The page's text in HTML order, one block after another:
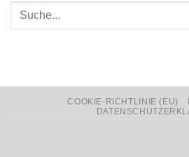
COOKIE-RICHTLINIE (EU)